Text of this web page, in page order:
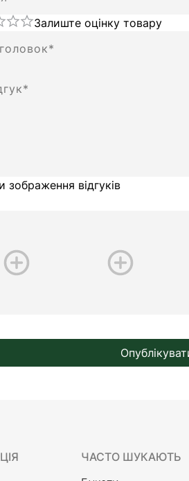
Залиште оцінку товару
зображення відгуків
ЧАСТО ШУКАЮТЬ